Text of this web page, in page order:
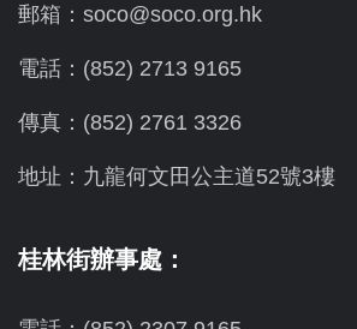
郵箱：soco@soco.org.hk
電話：(852) 2713 9165
傳真：(852) 2761 3326
地址：九龍何文田公主道52號3樓
桂林街辦事處：